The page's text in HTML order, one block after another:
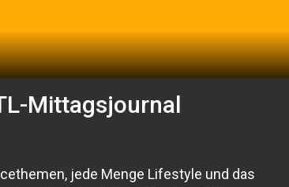
Mittagsjournal
jede Menge Lifestyle und das